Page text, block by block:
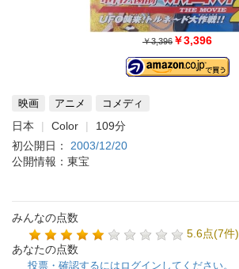
￥3,396 ￥3,396
映画 アニメ コメディ
日本 Color
109分
初公開日： 2003/12/20
公開情報：東宝
みんなの点数
5.6点(7件)
あなたの点数
投票・確認するにはログインしてください。